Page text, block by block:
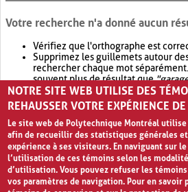
Votre recherche n'a donné aucun
Vérifiez que l'orthographe est
Supprimez les guillemets autour
rechercher chaque mot séparément.
souvent plus de résultat que
Envisagez d'élargir votre recherche
retournera souvent plus de résultat
NOTRE SITE WEB UTILISE DES
REHAUSSER VOTRE EXPÉRIENCE
Le site web de Polytechnique Montréal
afin de recueillir des statistiques générales
expérience à ses visiteurs. En naviguant sur
l’utilisation de ces témoins selon les
d’utilisation. Vous pouvez refuser les
vos paramètres de navigation. Pour en savoir